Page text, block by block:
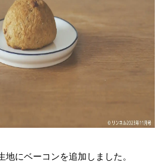
地にベーコンを追加しました。